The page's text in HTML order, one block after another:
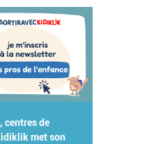
centres de
met son